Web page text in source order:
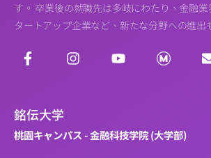
す。 卒業後の就職先は多岐にわたり、金融
タートアップ企業など、新たな分野への進出
銘伝大学
桃園キャンパス - 金融科技学院 (大学部)